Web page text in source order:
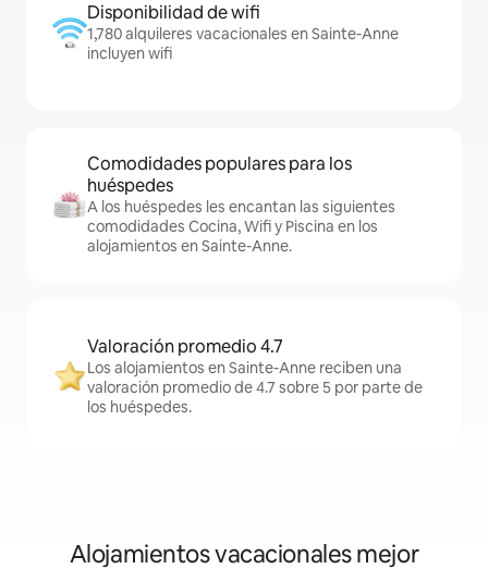
Disponibilidad de wifi
1,780 alquileres vacacionales en Sainte-Anne
incluyen wifi
Comodidades populares para los
huéspedes
A los huéspedes les encantan las siguientes
comodidades Cocina, Wifi y Piscina en los
alojamientos en Sainte-Anne.
Valoración promedio 4.7
Los alojamientos en Sainte-Anne reciben una
valoración promedio de 4.7 sobre 5 por parte de
los huéspedes.
Alojamientos vacacionales mejor